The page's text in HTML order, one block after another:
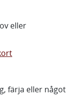
eller
färja eller något